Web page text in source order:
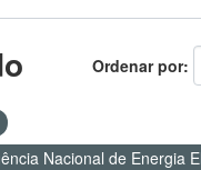
Ordenar por
Nacional de Energia